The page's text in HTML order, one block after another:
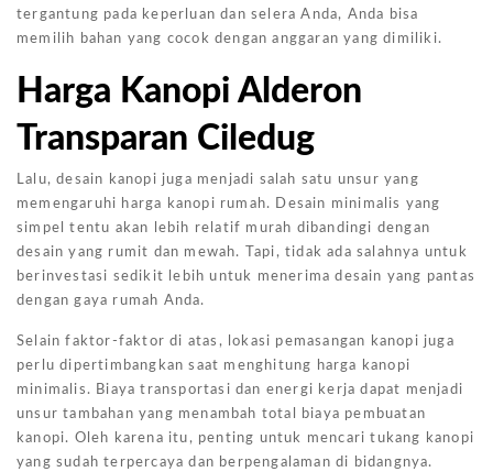
tergantung pada keperluan dan selera Anda, Anda bisa
memilih bahan yang cocok dengan anggaran yang dimiliki.
Harga Kanopi Alderon
Transparan Ciledug
Lalu, desain kanopi juga menjadi salah satu unsur yang
memengaruhi harga kanopi rumah. Desain minimalis yang
simpel tentu akan lebih relatif murah dibandingi dengan
desain yang rumit dan mewah. Tapi, tidak ada salahnya untuk
berinvestasi sedikit lebih untuk menerima desain yang pantas
dengan gaya rumah Anda.
Selain faktor-faktor di atas, lokasi pemasangan kanopi juga
perlu dipertimbangkan saat menghitung harga kanopi
minimalis. Biaya transportasi dan energi kerja dapat menjadi
unsur tambahan yang menambah total biaya pembuatan
kanopi. Oleh karena itu, penting untuk mencari tukang kanopi
yang sudah terpercaya dan berpengalaman di bidangnya.